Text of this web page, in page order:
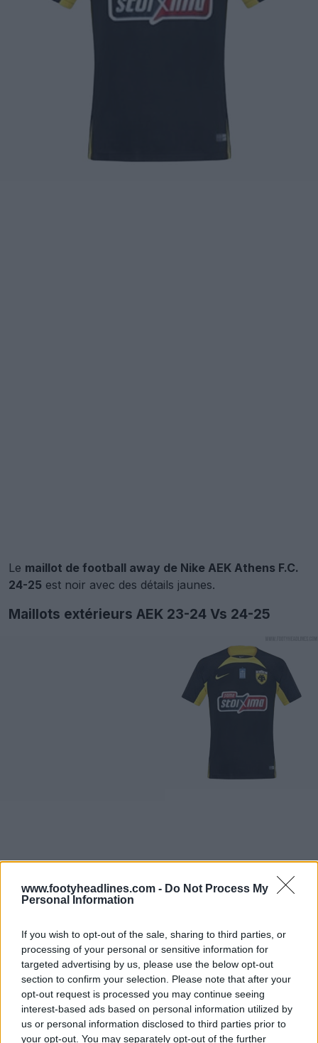
www.footyheadlines.com - Do Not Process My
Personal Information
If you wish to opt-out of the sale, sharing to third parties, or
processing of your personal or sensitive information for
targeted advertising by us, please use the below opt-out
section to confirm your selection. Please note that after your
opt-out request is processed you may continue seeing
interest-based ads based on personal information utilized by
us or personal information disclosed to third parties prior to
your opt-out. You may separately opt-out of the further
Le maillot de football away de Nike AEK Athens F.C.
24-25 est noir avec des détails jaunes.
Maillots extérieurs AEK 23-24 Vs 24-25